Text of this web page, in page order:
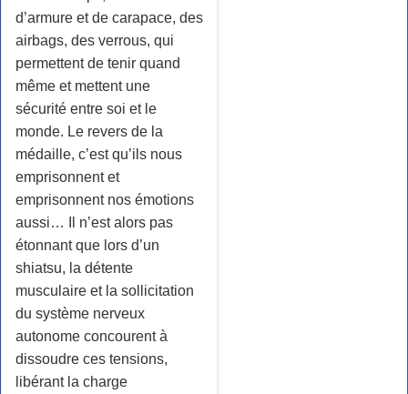
d’armure et de carapace, des
airbags, des verrous, qui
permettent de tenir quand
même et mettent une
sécurité entre soi et le
monde. Le revers de la
médaille, c’est qu’ils nous
emprisonnent et
emprisonnent nos émotions
aussi… Il n’est alors pas
étonnant que lors d’un
shiatsu, la détente
musculaire et la sollicitation
du système nerveux
autonome concourent à
dissoudre ces tensions,
libérant la charge